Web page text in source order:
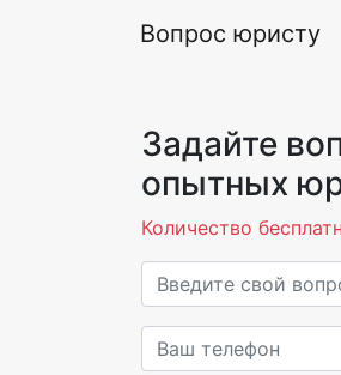
Вопрос юристу
Задайте
опытных
Количество